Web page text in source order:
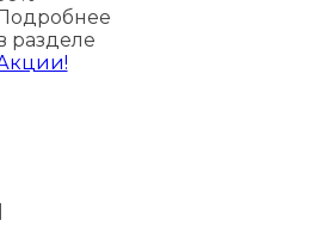
разделе